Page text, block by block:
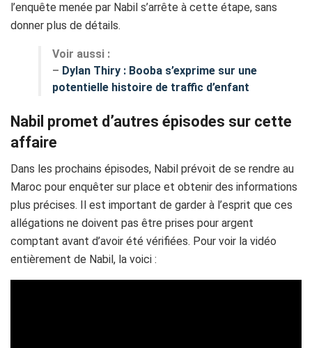
l’enquête menée par Nabil s’arrête à cette étape, sans
donner plus de détails.
Voir aussi :
– Dylan Thiry : Booba s’exprime sur une
potentielle histoire de traffic d’enfant
Nabil promet d’autres épisodes sur cette
affaire
Dans les prochains épisodes, Nabil prévoit de se rendre au
Maroc pour enquêter sur place et obtenir des informations
plus précises. Il est important de garder à l’esprit que ces
allégations ne doivent pas être prises pour argent
comptant avant d’avoir été vérifiées. Pour voir la vidéo
entièrement de Nabil, la voici :